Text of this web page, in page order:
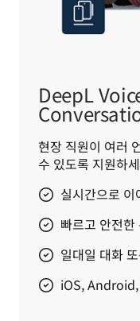
DeepL
현장 직원이 여러
수 있도록 지원하
실시간으로
빠르고 안전한
일대일 대화
iOS, Android,